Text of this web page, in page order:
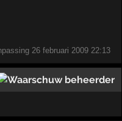
26 februari 2009 22:13